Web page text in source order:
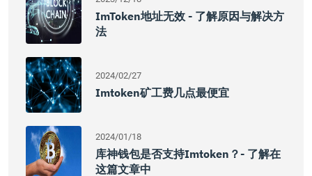
ImToken地址无效 - 了解原因与解决方
法
2024/02/27
Imtoken矿工费几点最便宜
2024/01/18
库神钱包是否支持imtoken？- 了解在
这篇文章中